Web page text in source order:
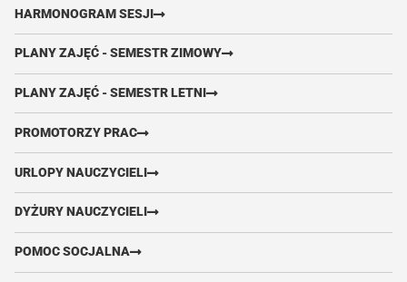
HARMONOGRAM SESJI
PLANY ZAJĘĆ - SEMESTR ZIMOWY
PLANY ZAJĘĆ - SEMESTR LETNI
PROMOTORZY PRAC
URLOPY NAUCZYCIELI
DYŻURY NAUCZYCIELI
POMOC SOCJALNA